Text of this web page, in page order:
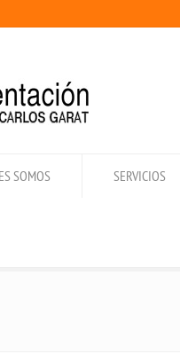
SOMOS SERVICIOS